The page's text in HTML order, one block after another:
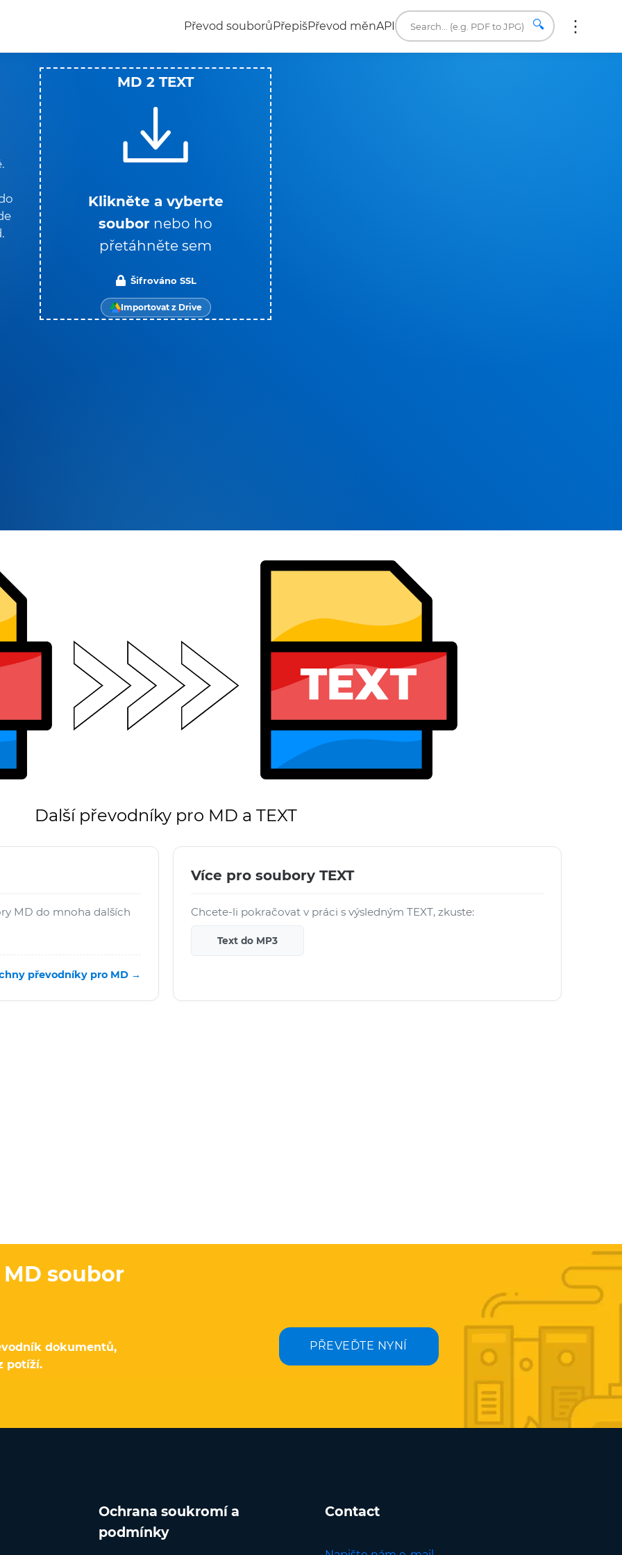
Převod souborůPřepišPřevod měnAPI 🔍
MD 2 TEXT
Klikněte a vyberte
soubor nebo ho
přetáhněte sem
Šifrováno SSL
Importovat z Drive
Další převodníky pro MD a TEXT
MD do mnoha dalších
převodníky pro MD →
Více pro soubory TEXT
Chcete-li pokračovat v práci s výsledným TEXT, zkuste:
Text do MP3
soubor
dokumentů,
potíží.
PŘEVEĎTE NYNÍ
Ochrana soukromí a
podmínky
Contact